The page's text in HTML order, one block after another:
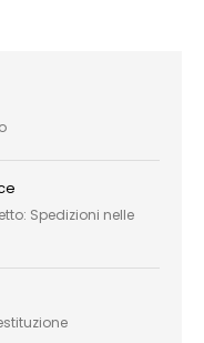
Spedizioni nelle